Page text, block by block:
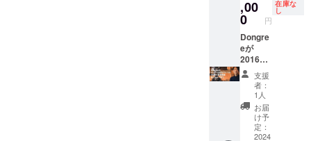
でご負
担くだ
さい。
ケージ
につき
は、使
用権は
支援者
様にご
ざいま
す。
の上、
催行さ
ただき
ます。
時期：
2024年
1月以
降、順
次 ※交
通費は
お客様
津線
『石
部』(大
阪駅ま
での最
終便
22:30
非この
機会に
ご利用
くださ
い！
【セッ
ト内
容】 ・
石部ブ
レンド
(深煎り)
・湖南
ブレン
業時間
でのお
席の確
保とな
ります)
1回の権
利で５
名まで
招待
可。 人
数分の
アラカ
ルトと
,00
0 円
在庫な
し
Dongre
eが
2016年
に京都
で開業
して以
来、小
さな
コー
ヒース
支援
者：
1人
お届
け予
定：
2024